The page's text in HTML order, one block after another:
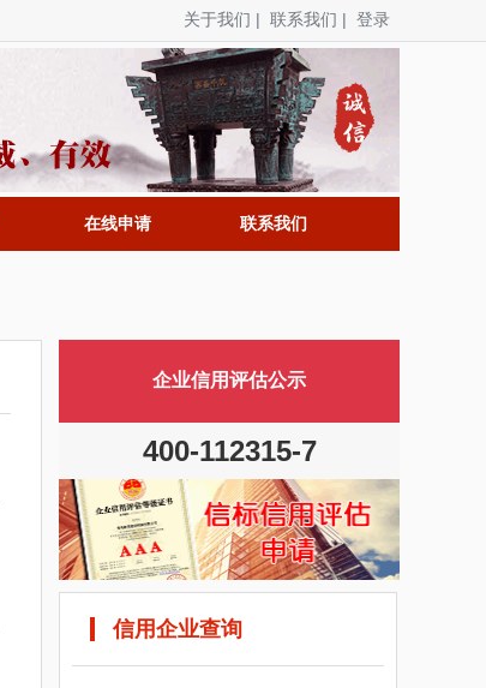
关于我们 | 联系我们 | 登录
在线申请 联系我们
企业信用评估公示
400-112315-7
信用企业查询